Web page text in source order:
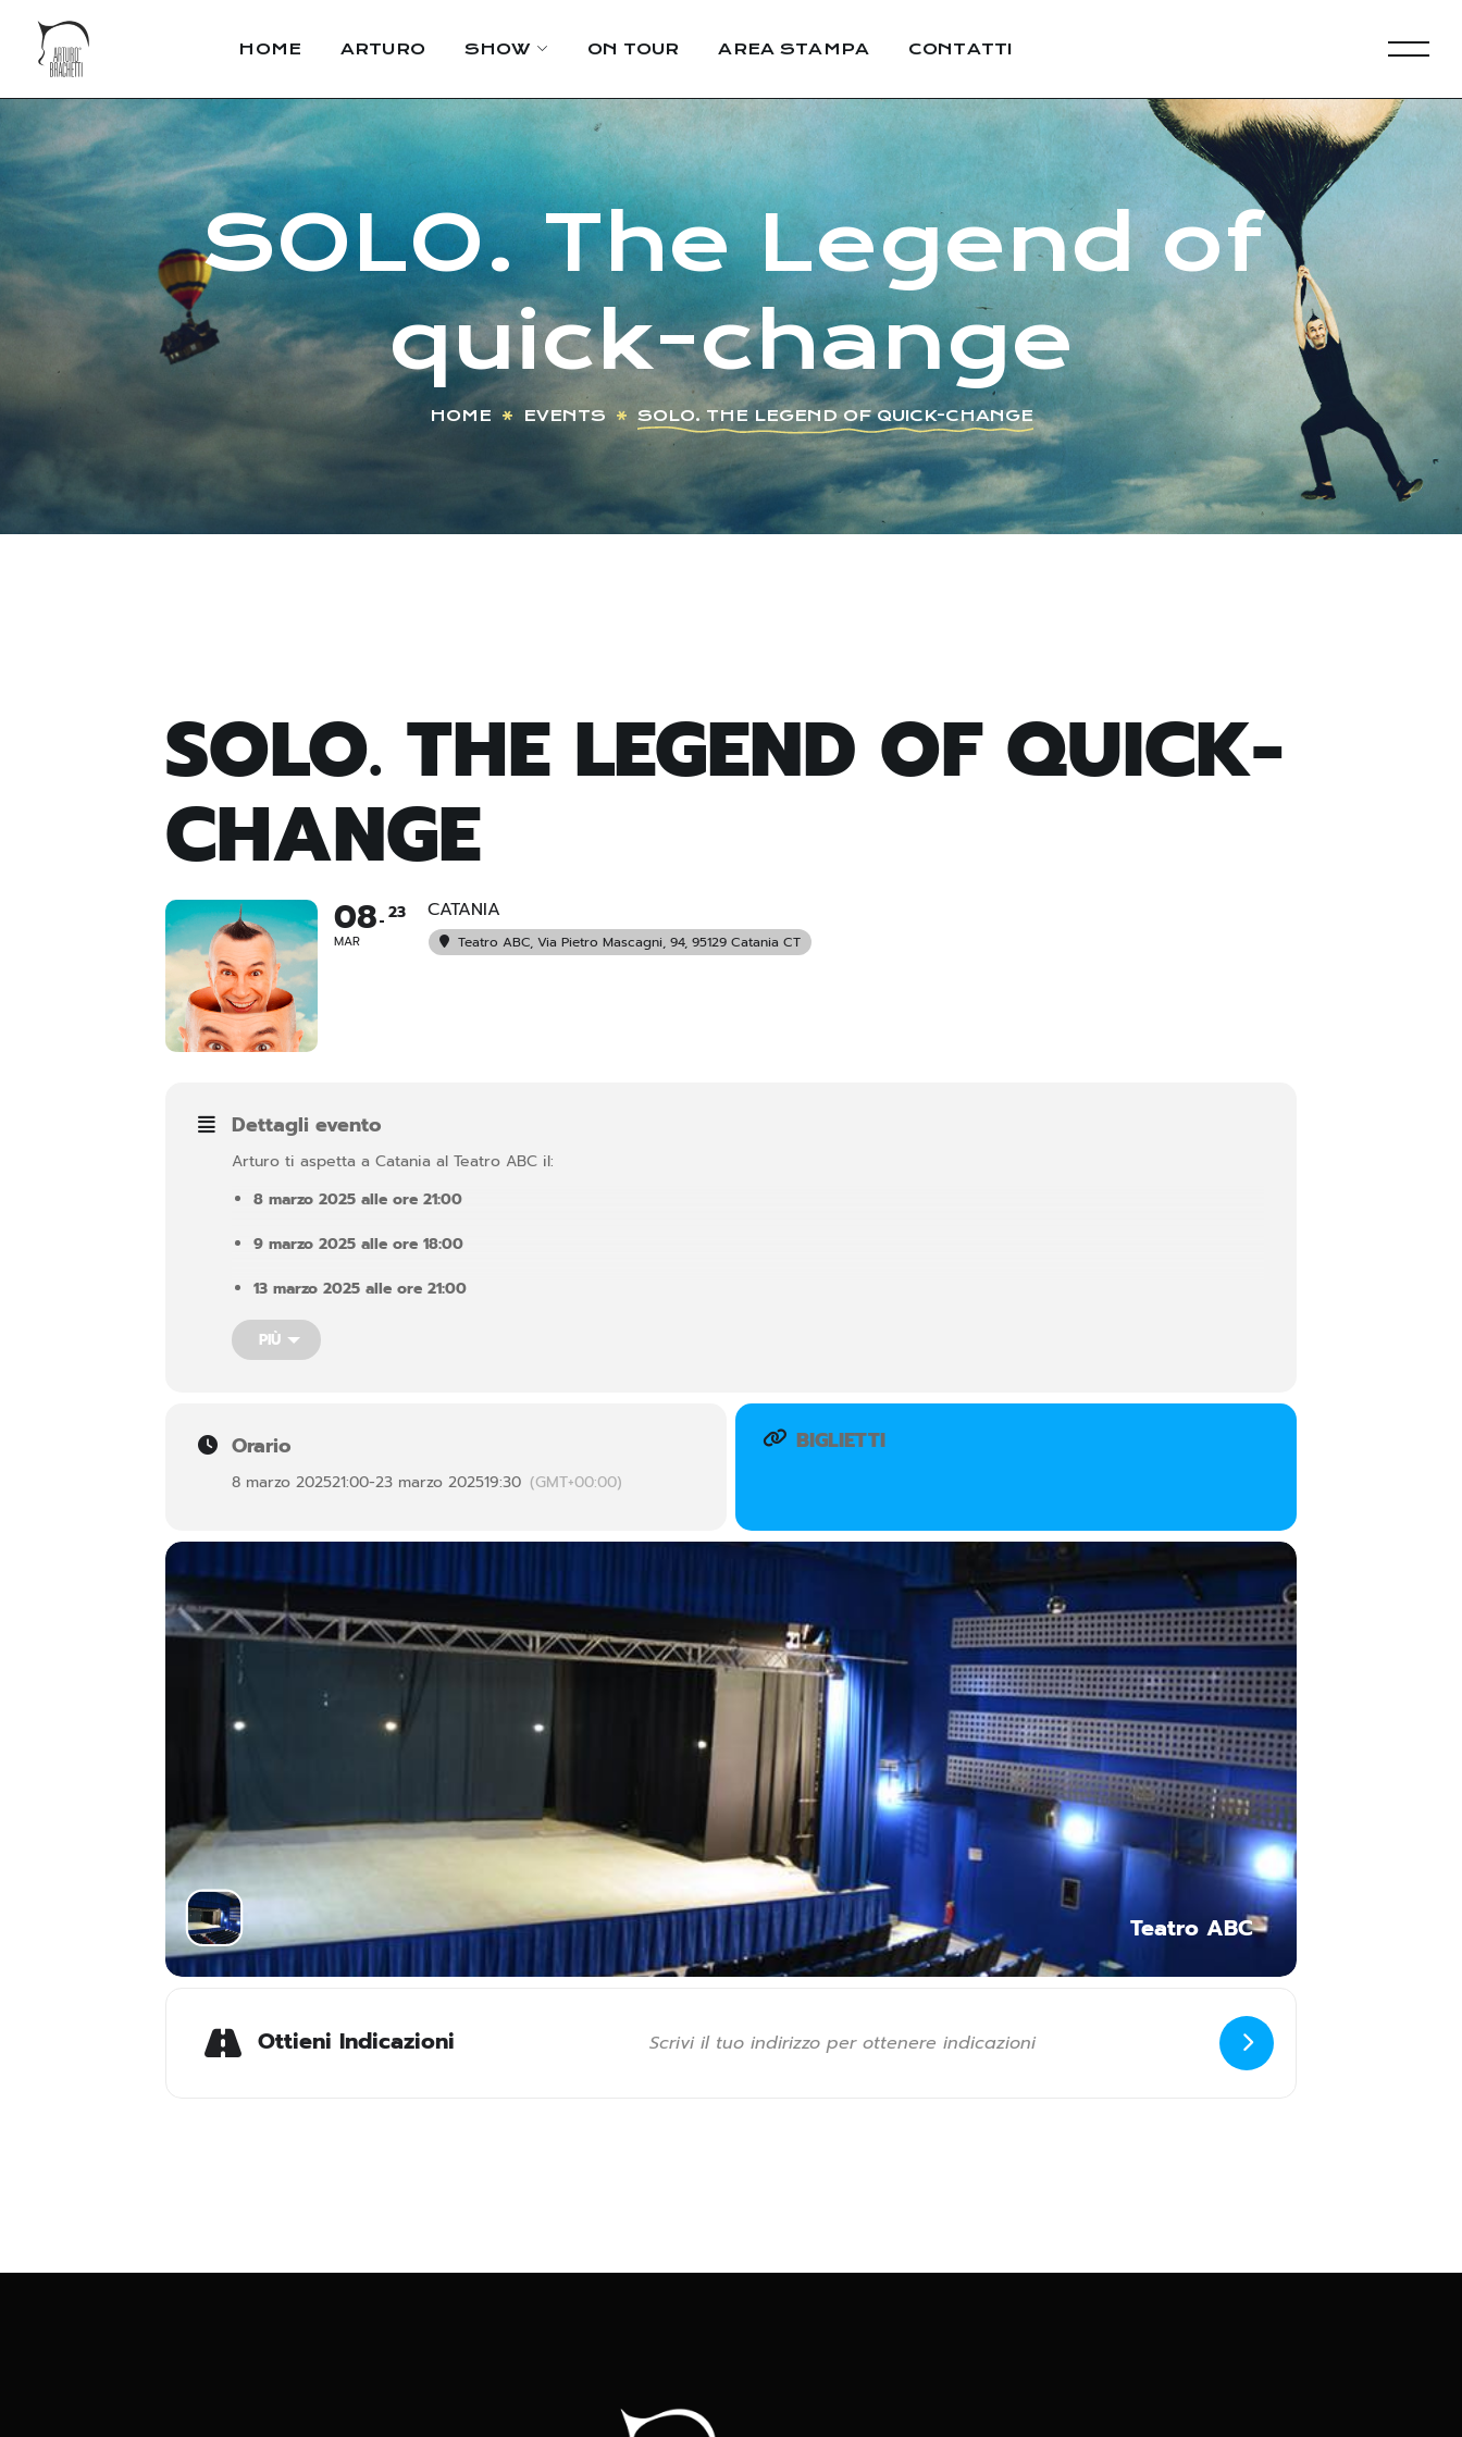
HOME ARTURO SHOW ON TOUR AREA STAMPA CONTATTI
SOLO. The Legend of
quick-change
HOME EVENTS SOLO. THE LEGEND OF QUICK-CHANGE
SOLO. THE LEGEND OF QUICK-
CHANGE
08
MAR
23 CATANIA
Teatro ABC, Via Pietro Mascagni, 94, 95129 Catania CT
Dettagli evento
Arturo ti aspetta a Catania al Teatro ABC il:
8 marzo 2025 alle ore 21:00
9 marzo 2025 alle ore 18:00
13 marzo 2025 alle ore 21:00
14 marzo 2025 alle ore 21:00
In questo spettacolo, Arturo aprirà le porte della sua casa, fatta di ricordi e di fantasie; una casa senza luogo e senza tempo, in cui il
sopra diventa il sotto e le scale si scendono per salire. Dentro ciascuno di noi esiste una casa come questa, dove ognuna delle stanze
racconta un aspetto diverso del nostro essere. È una casa segreta, senza presente, passato e futuro, in cui conserviamo i sogni e
i desideri….
PIÙ
Orario
8 marzo 202521:00-23 marzo 202519:30 (GMT+00:00)
BIGLIETTI
Teatro ABC
Ottieni Indicazioni